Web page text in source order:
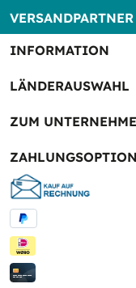
VERSANDPARTNER
INFORMATION
LÄNDERAUSWAHL
ZUM